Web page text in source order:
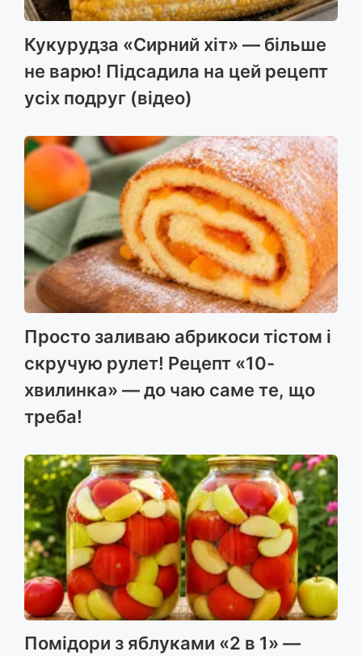
Кукурудза «Сирний хіт» — більше
не варю! Підсадила на цей рецепт
усіх подруг (відео)
Просто заливаю абрикоси тістом і
скручую рулет! Рецепт «10-
хвилинка» — до чаю саме те, що
треба!
Помідори з яблуками «2 в 1» —